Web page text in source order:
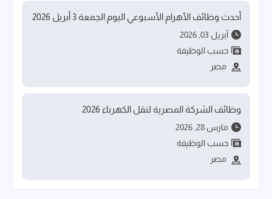
أحدث وظائف الأهرام الأسبوعي اليوم الجمعة 3 أبريل 2026
أبريل 03, 2026
حسب الوظيفة
مصر
وظائف الشركة المصرية لنقل الكهرباء 2026
مارس 28, 2026
حسب الوظيفة
مصر